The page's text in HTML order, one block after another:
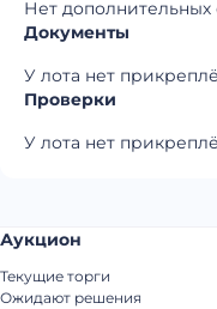
Нет
Документы
У лота нет
Проверки
У лота нет
Аукцион
Текущие торги
Ожидают решения